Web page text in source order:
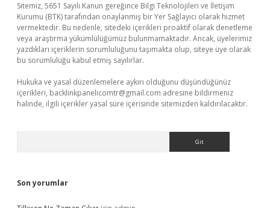
Sitemiz, 5651 Sayılı Kanun gereğince Bilgi Teknolojileri ve İletişim
Kurumu (BTK) tarafından onaylanmış bir Yer Sağlayıcı olarak hizmet
vermektedir. Bu nedenle, sitedeki içerikleri proaktif olarak denetleme
veya araştırma yükümlülüğümüz bulunmamaktadır. Ancak, üyelerimiz
yazdıkları içeriklerin sorumluluğunu taşımakta olup, siteye üye olarak
bu sorumluluğu kabul etmiş sayılırlar.
Hukuka ve yasal düzenlemelere aykırı olduğunu düşündüğünüz
içerikleri, backlinkpanelicomtr@gmail.com adresine bildirmeniz
halinde, ilgili içerikler yasal süre içerisinde sitemizden kaldırılacaktır.
Son yorumlar